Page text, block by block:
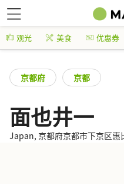
观光 美食 优惠券
京都府 京都
面也井一
Japan, 京都府京都市下京区惠